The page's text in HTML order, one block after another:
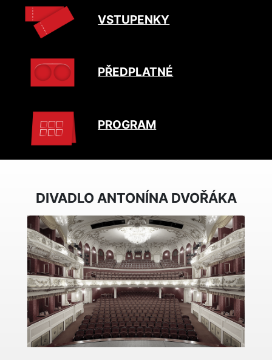
VSTUPENKY
PŘEDPLATNÉ
PROGRAM
DIVADLO ANTONÍNA DVOŘÁKA